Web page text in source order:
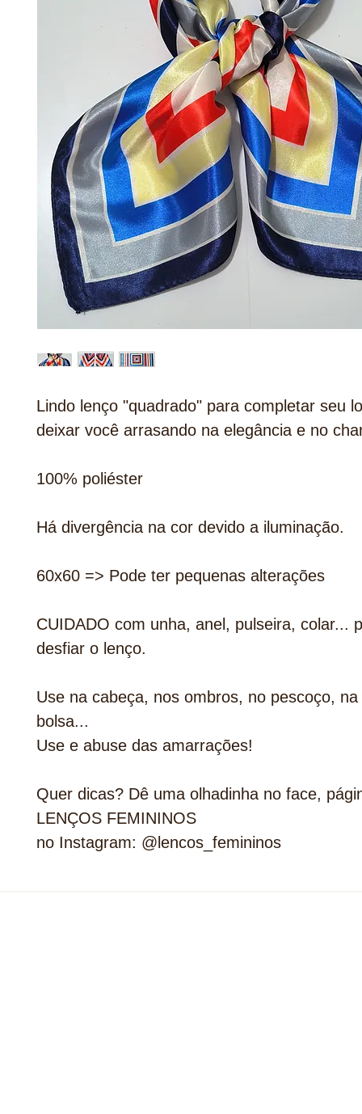
Lindo lenço "quadrado" para completar seu
deixar você arrasando na elegância e no
100% poliéster
Há divergência na cor devido a iluminação.
60x60 => Pode ter pequenas alterações
CUIDADO com unha, anel, pulseira, colar...
desfiar o lenço.
Use na cabeça, nos ombros, no pescoço,
bolsa...
Use e abuse das amarrações!
Quer dicas? Dê uma olhadinha no face,
LENÇOS FEMININOS
no Instagram: @lencos_femininos